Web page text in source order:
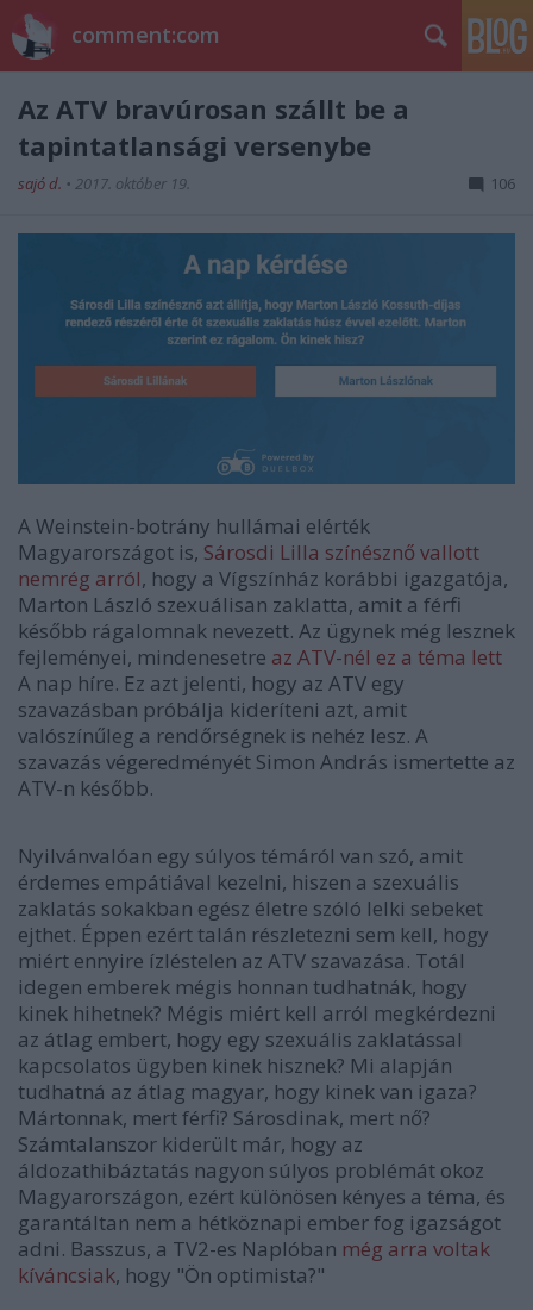
comment:com
Az ATV bravúrosan szállt be a
tapintatlansági versenybe
sajó d. • 2017. október 19. 106
A Weinstein-botrány hullámai elérték
Magyarországot is, Sárosdi Lilla színésznő vallott
nemrég arról, hogy a Vígszínház korábbi igazgatója,
Marton László szexuálisan zaklatta, amit a férfi
később rágalomnak nevezett. Az ügynek még lesznek
fejleményei, mindenesetre az ATV-nél ez a téma lett
A nap híre. Ez azt jelenti, hogy az ATV egy
szavazásban próbálja kideríteni azt, amit
valószínűleg a rendőrségnek is nehéz lesz. A
szavazás végeredményét Simon András ismertette az
ATV-n később.
Nyilvánvalóan egy súlyos témáról van szó, amit
érdemes empátiával kezelni, hiszen a szexuális
zaklatás sokakban egész életre szóló lelki sebeket
ejthet. Éppen ezért talán részletezni sem kell, hogy
miért ennyire ízléstelen az ATV szavazása. Totál
idegen emberek mégis honnan tudhatnák, hogy
kinek hihetnek? Mégis miért kell arról megkérdezni
az átlag embert, hogy egy szexuális zaklatással
kapcsolatos ügyben kinek hisznek? Mi alapján
tudhatná az átlag magyar, hogy kinek van igaza?
Mártonnak, mert férfi? Sárosdinak, mert nő?
Számtalanszor kiderült már, hogy az
áldozathibáztatás nagyon súlyos problémát okoz
Magyarországon, ezért különösen kényes a téma, és
garantáltan nem a hétköznapi ember fog igazságot
adni. Basszus, a TV2-es Naplóban még arra voltak
kíváncsiak, hogy "Ön optimista?"